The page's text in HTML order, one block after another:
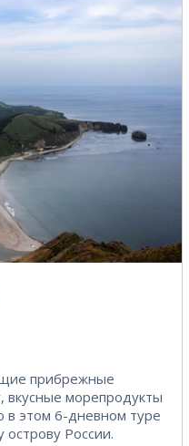
прибрежные
вкусные морепродукты
в этом 6-дневном туре
России.